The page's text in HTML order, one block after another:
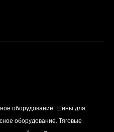
Вкладыш коренной (0,5)
(1шт - 1 половинка) для
двигателей
Цена по
оборудование. Шины для
оборудование. Тяговые